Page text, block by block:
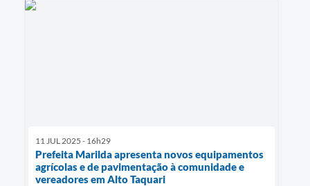
11 JUL 2025 - 16h29
Prefeita Marilda apresenta novos equipamentos
agrícolas e de pavimentação à comunidade e
vereadores em Alto Taquari